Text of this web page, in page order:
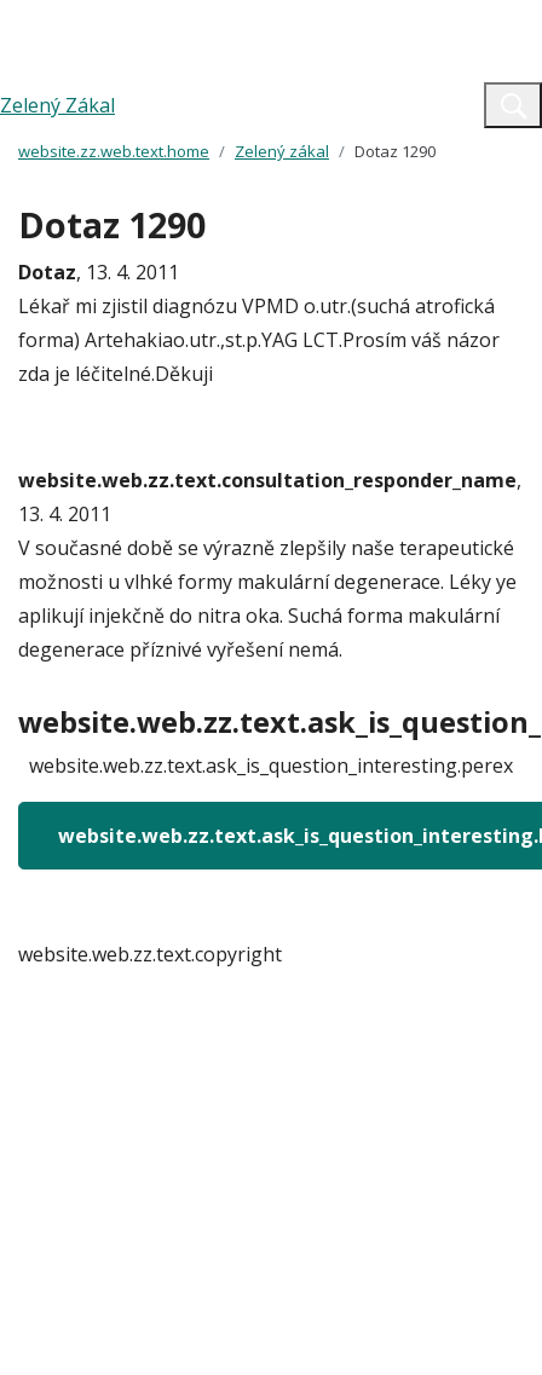
Zelený Zákal
website.zz.web.text.home Zelený zákal Dotaz 1290
Dotaz 1290
Dotaz, 13. 4. 2011
Lékař mi zjistil diagnózu VPMD o.utr.(suchá atrofická
forma) Artehakiao.utr.,st.p.YAG LCT.Prosím váš názor
zda je léčitelné.Děkuji
website.web.zz.text.consultation_responder_name,
13. 4. 2011
V současné době se výrazně zlepšily naše terapeutické
možnosti u vlhké formy makulární degenerace. Léky ye
aplikují injekčně do nitra oka. Suchá forma makulární
degenerace příznivé vyřešení nemá.
website.web.zz.text.ask_is_question_interesting.perex
website.web.zz.text.copyright